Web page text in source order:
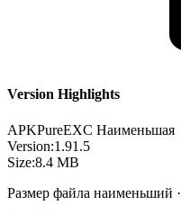
Version Highlights
APKPureEXC Наименьшая
Version:1.91.5
Size:8.4 MB
Размер файла наименьший